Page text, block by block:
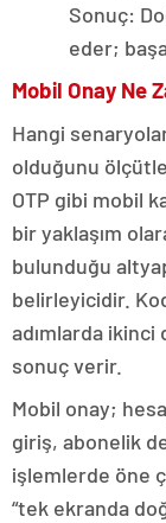
Sonuç:
eder;
Mobil Onay Ne
Hangi
olduğunu
OTP gibi mobil
bir yaklaşım
bulunduğu
belirleyicidir.
adımlarda ikinci
sonuç verir.
Mobil onay;
giriş, abonelik
işlemlerde öne
“tek ekranda